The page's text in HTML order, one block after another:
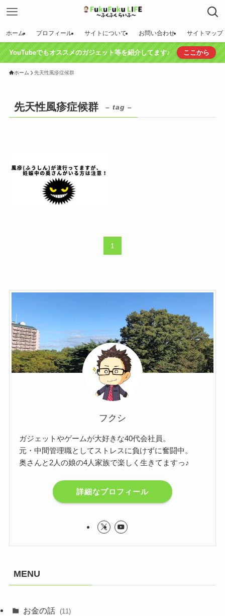
ホーム プロフィール サイトについて お問い合わせ サイトマップ
YouTubeでもオススメのガジェット等を紹介してます♪ ここから
ホーム 先天性風疹症候群
先天性風疹症候群 – tag –
1
フクシ
ガジェットやゲームが大好きな40代会社員。
元・中間管理職としてストレスに負けずに奮闘中。
奥さんと2人の娘の4人家族で楽しく生きてますっ♪
詳細なプロフィール
MENU
お金の話 (11)